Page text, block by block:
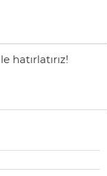
hatırlatırız!